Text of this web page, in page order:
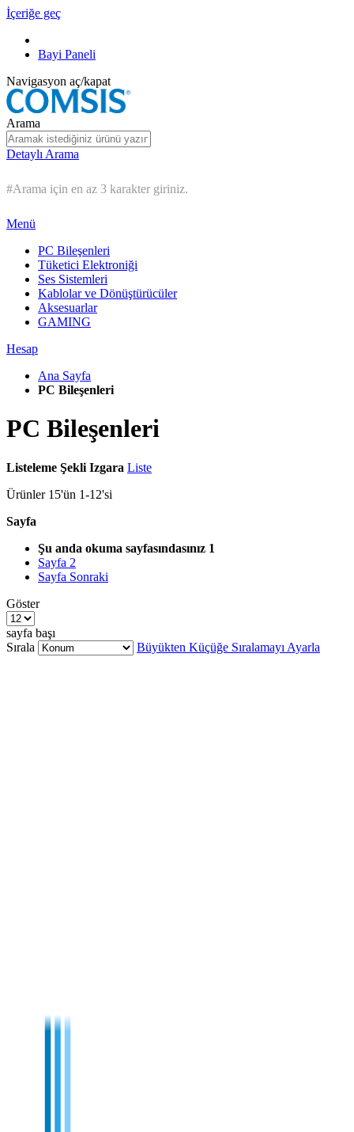
İçeriğe geç
Bayi Paneli
Navigasyon aç/kapat
Arama
Detaylı Arama
#Arama için en az 3 karakter giriniz.
Menü
PC Bileşenleri
Tüketici Elektroniği
Ses Sistemleri
Kablolar ve Dönüştürücüler
Aksesuarlar
GAMING
Hesap
Ana Sayfa
PC Bileşenleri
PC Bileşenleri
Listeleme Şekli Izgara Liste
Ürünler 15'ün 1-12'si
Sayfa
Şu anda okuma sayfasındasınız 1
Sayfa 2
Sayfa Sonraki
Göster
sayfa başı
Sırala
Büyükten Küçüğe Sıralamayı Ayarla